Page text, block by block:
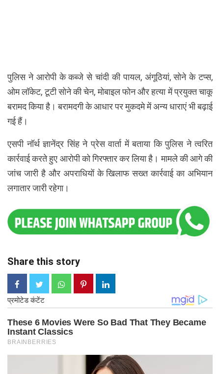
पुलिस ने आरोपी के कब्जे से चांदी की पायल, अंगूठियां, सोने के टप्स,
ओम लॉकेट, टूटी सोने की चेन, मोबाइल फोन और हत्या में प्रयुक्त चाकू
बरामद किया है। बरामदगी के आधार पर मुकदमे में अन्य धाराएं भी बढ़ाई
गई हैं।
एसपी नॉर्थ ज्ञानेंद्र सिंह ने प्रेस वार्ता में बताया कि पुलिस ने त्वरित
कार्रवाई करते हुए आरोपी को गिरफ्तार कर लिया है। मामले की आगे की
जांच जारी है और अपराधियों के खिलाफ सख्त कार्रवाई का अभियान
लगातार जारी रहेगा।
Share this story